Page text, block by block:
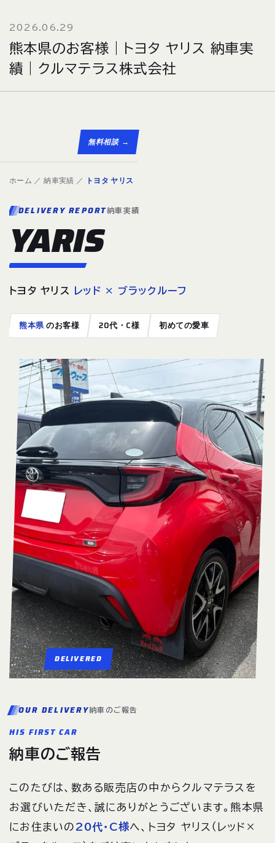
2026.06.29
熊本県のお客様｜トヨタ ヤリス 納車実
績｜クルマテラス株式会社
無料相談 →
ホーム ／納車実績 ／ トヨタ ヤリス
DELIVERY REPORT納車実績
YARIS
トヨタ ヤリス レッド × ブラックルーフ
熊本県のお客様 20代・C様 初めての愛車
DELIVERED
OUR DELIVERY納車のご報告
HIS FIRST CAR
納車のご報告
このたびは、数ある販売店の中からクルマテラスを
お選びいただき、誠にありがとうございます。熊本県
にお住まいの 20代・C様へ、トヨタ ヤリス（レッド×